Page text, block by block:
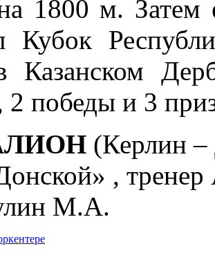
1800 м. Затем
Кубок
Казанском
2 победы и 3
(Керлин
,
М.А.